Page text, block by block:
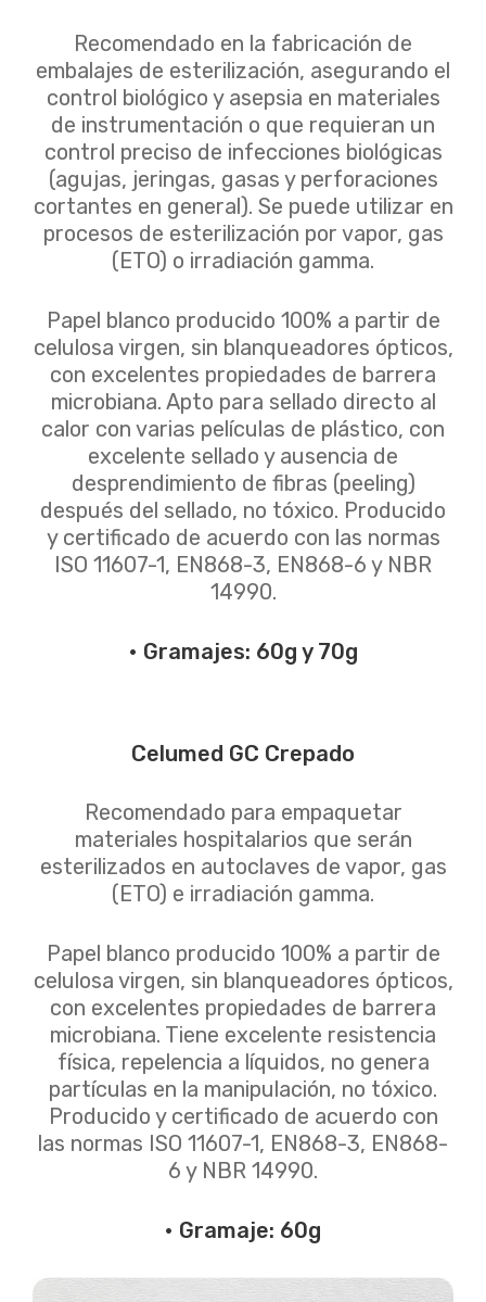
Recomendado en la fabricación de
embalajes de esterilización, asegurando el
control biológico y asepsia en materiales
de instrumentación o que requieran un
control preciso de infecciones biológicas
(agujas, jeringas, gasas y perforaciones
cortantes en general). Se puede utilizar en
procesos de esterilización por vapor, gas
(ETO) o irradiación gamma.
Papel blanco producido 100% a partir de
celulosa virgen, sin blanqueadores ópticos,
con excelentes propiedades de barrera
microbiana. Apto para sellado directo al
calor con varias películas de plástico, con
excelente sellado y ausencia de
desprendimiento de fibras (peeling)
después del sellado, no tóxico. Producido
y certificado de acuerdo con las normas
ISO 11607-1, EN868-3, EN868-6 y NBR
14990.
• Gramajes: 60g y 70g
Celumed GC Crepado
Recomendado para empaquetar
materiales hospitalarios que serán
esterilizados en autoclaves de vapor, gas
(ETO) e irradiación gamma.
Papel blanco producido 100% a partir de
celulosa virgen, sin blanqueadores ópticos,
con excelentes propiedades de barrera
microbiana. Tiene excelente resistencia
física, repelencia a líquidos, no genera
partículas en la manipulación, no tóxico.
Producido y certificado de acuerdo con
las normas ISO 11607-1, EN868-3, EN868-
6 y NBR 14990.
• Gramaje: 60g